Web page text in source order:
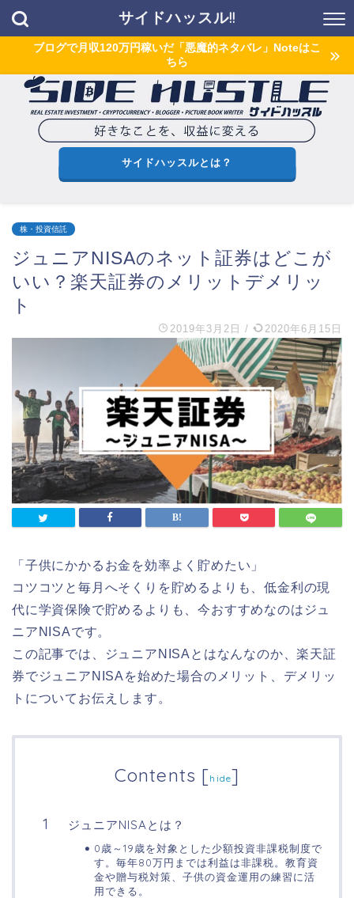
サイドハッスル!!
ブログで月収120万円稼いだ「悪魔的ネタバレ」Noteはこ
ちら
サイドハッスルとは？
株・投資信託
ジュニアNISAのネット証券はどこが
いい？楽天証券のメリットデメリッ
ト
2019年3月2日 / 2020年6月15日
「子供にかかるお金を効率よく貯めたい」
コツコツと毎月へそくりを貯めるよりも、低金利の現
代に学資保険で貯めるよりも、今おすすめなのはジュ
ニアNISAです。
この記事では、ジュニアNISAとはなんなのか、楽天証
券でジュニアNISAを始めた場合のメリット、デメリッ
トについてお伝えします。
Contents [hide]
ジュニアNISAとは？
0歳～19歳を対象とした少額投資非課税制度で
す。毎年80万円までは利益は非課税。教育資
金や贈与税対策、子供の資金運用の練習に活
用できる。